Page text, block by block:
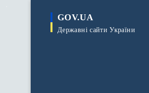
GOV.UA
Державні сайти України